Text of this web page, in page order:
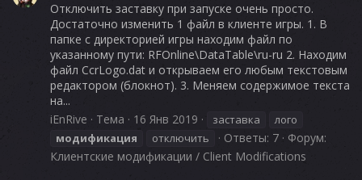
Отключить заставку при запуске очень просто.
Достаточно изменить 1 файл в клиенте игры. 1. В
папке с директорией игры находим файл по
указанному пути: RFOnline\DataTable\ru-ru 2. Находим
файл CcrLogo.dat и открываем его любым текстовым
редактором (блокнот). 3. Меняем содержимое текста
на...
iEnRive
Тема 16 Янв 2019 заставка
лого
модификация
отключить Ответы: 7
Форум:
Клиентские модификации / Client Modifications